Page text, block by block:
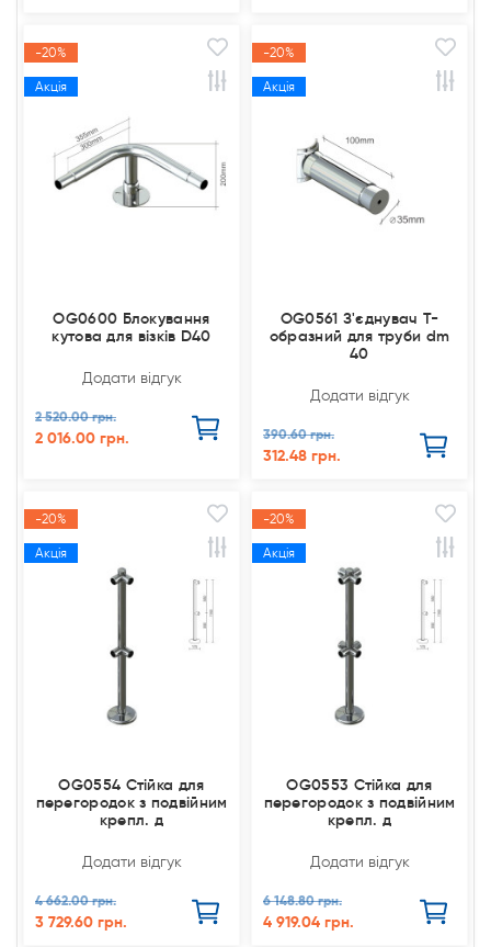
-20%
Акція
OG0600 Блокування
кутова для візків D40
Додати відгук
2 520.00 грн.
2 016.00 грн.
-20%
Акція
OG0561 З'єднувач Т-
образний для труби dm
40
Додати відгук
390.60 грн.
312.48 грн.
-20%
Акція
OG0554 Стійка для
перегородок з подвійним
крепл. д
Додати відгук
4 662.00 грн.
3 729.60 грн.
-20%
Акція
OG0553 Стійка для
перегородок з подвійним
крепл. д
Додати відгук
6 148.80 грн.
4 919.04 грн.